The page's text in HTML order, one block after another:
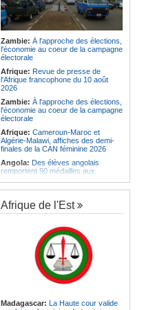
Zambie: À l'approche des élections,
l'économie au coeur de la campagne
électorale
Afrique: Revue de presse de
l'Afrique francophone du 10 août
2026
Zambie: À l'approche des élections,
l'économie au coeur de la campagne
électorale
Afrique: Cameroun-Maroc et
Algérie-Malawi, affiches des demi-
finales de la CAN féminine 2026
Angola: Des élèves angolais
remportent 90 médailles aux
Afrique:CAN féminine 2026 - Le
Cameroun et le Malawi réalisent
l'exploit et rejoignent le dernier carré
Sénégal, le Maroc et l'Afrique du Sud
accueilleront plusieurs compétitions
de la CAF en 2026/27
Le Brent ouvre à 84,42
« Factura Premiada'
Huíla - AGT
Afrique de l'Est
Madagascar: La Haute cour valide